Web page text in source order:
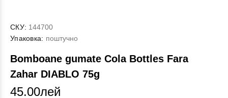
СКУ: 144700
Упаковка: поштучно
Bomboane gumate Cola Bottles Fara
Zahar DIABLO 75g
45.00лей